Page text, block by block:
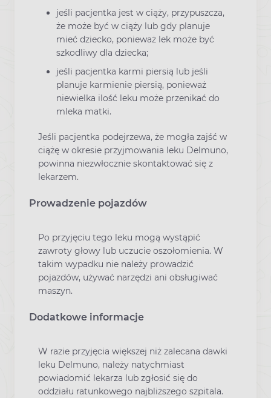
jeśli pacjentka jest w ciąży, przypuszcza,
że może być w ciąży lub gdy planuje
mieć dziecko, ponieważ lek może być
szkodliwy dla dziecka;
jeśli pacjentka karmi piersią lub jeśli
planuje karmienie piersią, ponieważ
niewielka ilość leku może przenikać do
mleka matki.
Jeśli pacjentka podejrzewa, że mogła zajść w
ciążę w okresie przyjmowania leku Delmuno,
powinna niezwłocznie skontaktować się z
lekarzem.
Prowadzenie pojazdów
Po przyjęciu tego leku mogą wystąpić
zawroty głowy lub uczucie oszołomienia. W
takim wypadku nie należy prowadzić
pojazdów, używać narzędzi ani obsługiwać
maszyn.
Dodatkowe informacje
W razie przyjęcia większej niż zalecana dawki
leku Delmuno, należy natychmiast
powiadomić lekarza lub zgłosić się do
oddziału ratunkowego najbliższego szpitala.